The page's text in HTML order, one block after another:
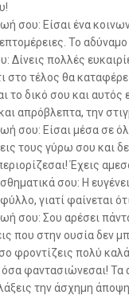
σου: Είσαι ένα
Το
Δίνεις πολλές
στο τέλος θα
το δικό σου και
απρόβλεπτα, την
σου: Είσαι μέσα σε
τους γύρω σου και
Έχεις
σου: Η
γιατί φαίνεται
σου: Σου αρέσει
που στην ουσία δεν
φροντίζεις πολύ
φαντασιώνεσαι! Τα
την άσχημη